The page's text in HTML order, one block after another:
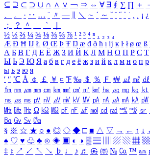
⊆ ⊇ ⊂ ⊃ ∪ ∩ ∧ ∨ ￢ ⇒ ⇔ ∀ ∃ ∮ ∑ ∏ ＋
、
。 · ‥ … ¨ 〃 ― ＼ ∼ ´ ～ ˇ ˘ ˝ ˚ ˙ ¸ ¡ ¿
；
？ ＾ ｀
½ ⅓ ⅔ ¼ ¾ ⅛ ⅜ ⅝ ⅞ ¹ ² ³ ⁴ ⁿ ₁ ₂ ₃ ₄
Æ Ð Ħ Ĳ Ł Ø Œ Þ Ŧ Ŋ æ đ ð ħ ı ĳ ĸ ŀ ł ø œ ß
А Б В Г Д Е Ё Ж З И Й К Л М Н О П Р С Т
Ы Ь Э Ю Я а б в г д е ё ж з и й к л м н о п р
ы ь э ю я
′ ″ ℃ Å ￠ ￡ ￥ ¤ ℉ ‰ ＄ ％ Ｆ ￦ ㎕ ㎖ ㎗
㎙ ㎚ ㎛ ㎜ ㎝ ㎞ ㎟ ㎠ ㎡ ㎢ ㏊ ㎍ ㎎ ㎏ ㏏
㎱ ㎲ ㎳ ㎴ ㎵ ㎶ ㎷ ㎸ ㎹ ㎀ ㎁ ㎂ ㎃ ㎄ ㎺
㎒ ㎓ ㎔ Ω ㏀ ㏁ ㎊ ㎋ ㎌ ㏖ ㏅ ㎭ ㎮ ㎯ ㏛
㏃ ㏉ ㏜ ㏆
§ ※ ☆ ★ ○ ● ◎ ◇ ◆ □ ■ △ ▽ → ← ↑ ↓
♠ ♡ ♥ ♧ ♣ ⊙ ◈ ▣ ◐ ◑ ▒ ▤ ▨ ▧ ▦ ▩
‡ ↕ ↗ ↙ ↖ ↘ ♭ ♩ ♪ ♬ ㉿ ㈜ № ㏇ ™ ㏂